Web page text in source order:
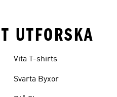
UTFORSKA
Vita T-shirts
Svarta Byxor